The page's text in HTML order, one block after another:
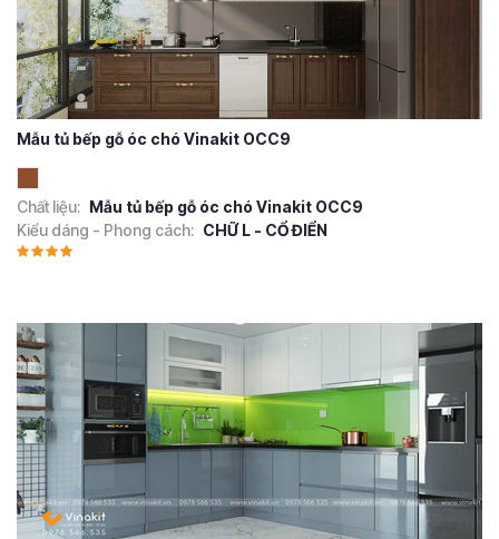
Mẫu tủ bếp gỗ óc chó Vinakit OCC9
Chất liệu: Mẫu tủ bếp gỗ óc chó Vinakit OCC9
Kiểu dáng - Phong cách: CHỮ L - CỔ ĐIỂN